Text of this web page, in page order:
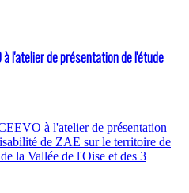
l'atelier de présentation de l'étude